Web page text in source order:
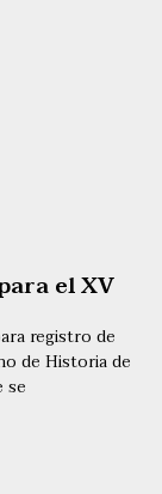
el XV
registro de
de Historia de
se